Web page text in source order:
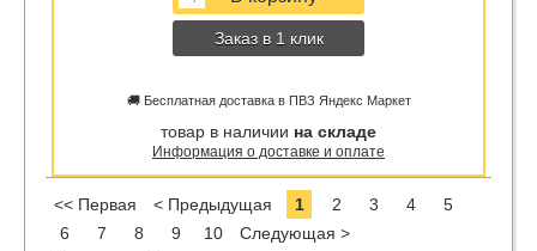
Заказ в 1 клик
🚚 Бесплатная доставка в ПВЗ Яндекс Маркет
товар в наличии на складе
Информация о доставке и оплате
<< Первая < Предыдущая 1 2 3 4
5
6
7 8 9 10
Следующая >